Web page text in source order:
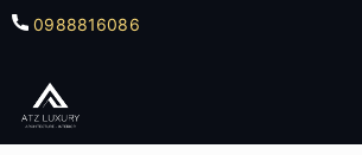
0988816086